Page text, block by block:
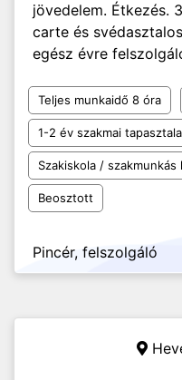
jövedelem. Étkezés.
carte és
egész évre
Teljes munkaidő 8 óra
1-2 év szakmai
Szakiskola / szakmunkás
Beosztott
Pincér, felszolgáló